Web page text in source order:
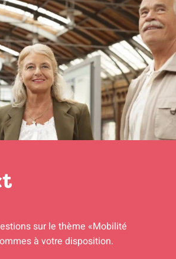
sur le thème «Mobilité
à votre disposition.